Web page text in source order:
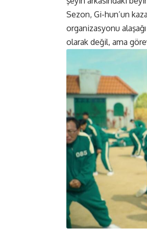
Sezon, Gi-hun’un
organizasyonu
olarak değil, ama